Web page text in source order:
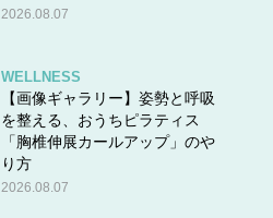
2026.08.07
WELLNESS
【画像ギャラリー】姿勢と呼吸
を整える、おうちピラティス
「胸椎伸展カールアップ」のや
り方
2026.08.07